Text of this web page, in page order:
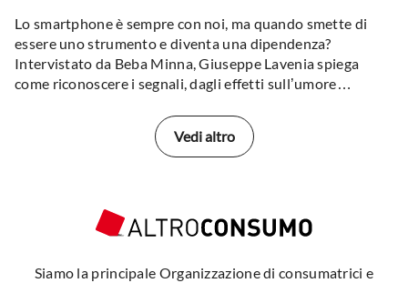
Lo smartphone è sempre con noi, ma quando smette di
essere uno strumento e diventa una dipendenza?
Intervistato da Beba Minna, Giuseppe Lavenia spiega
come riconoscere i segnali, dagli effetti sull’umore
Vedi altro
Siamo la principale Organizzazione di consumatrici e